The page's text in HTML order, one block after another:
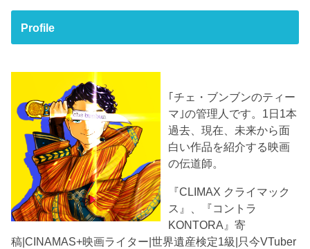
Profile
｢チェ・ブンブンのティー
マ｣の管理人です。1日1本
過去、現在、未来から面
白い作品を紹介する映画
の伝道師。
『CLIMAX クライマック
ス』、『コントラ
KONTORA』寄
稿|CINAMAS+映画ライター|世界遺産検定1級|只今VTuber